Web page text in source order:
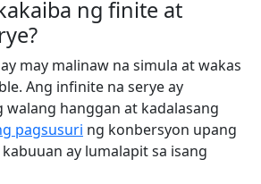
ng finite at
may malinaw na simula at wakas
Ang infinite na serye ay
walang hanggan at kadalasang
pagsusuri ng konbersyon upang
ay lumalapit sa isang